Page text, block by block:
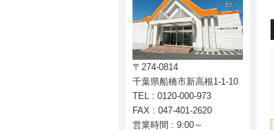
〒274-0814
千葉県船橋市新高根1-1-10
TEL : 0120-000-973
FAX : 047-401-2620
営業時間 : 9:00～